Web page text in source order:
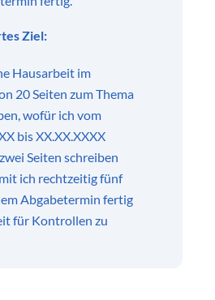
Ziel:
Hausarbeit im
20 Seiten zum Thema
wofür ich vom
bis XX.XX.XXXX
Seiten schreiben
ich rechtzeitig fünf
Abgabetermin fertig
für Kontrollen zu